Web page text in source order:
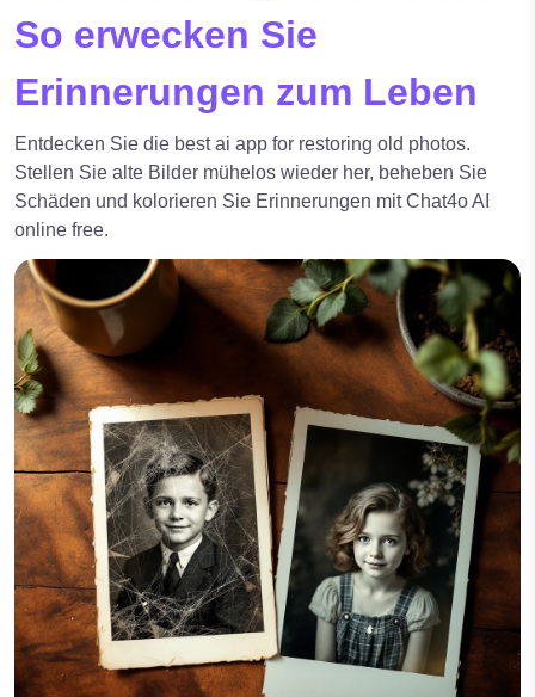
So erwecken Sie
Erinnerungen zum Leben
Entdecken Sie die best ai app for restoring old photos.
Stellen Sie alte Bilder mühelos wieder her, beheben Sie
Schäden und kolorieren Sie Erinnerungen mit Chat4o AI
online free.